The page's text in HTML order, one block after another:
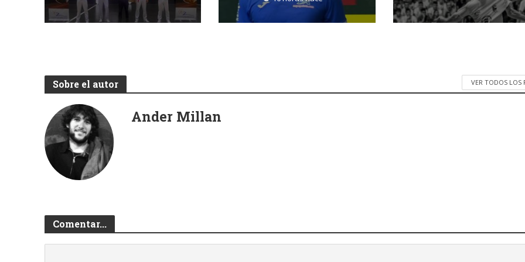
Sobre el autor VER TODOS LOS
Ander Millan
Comentar...